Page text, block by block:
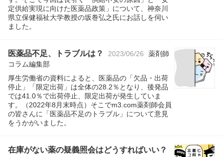
定供給実現に向けた医薬品政策」について、神奈川
県立保健福祉大学教授の坂巻弘之氏にお話しを伺い
ました。
医薬品不足、トラブルは？ 2023/06/26
薬剤師
コラム編集部
厚生労働省の資料によると、医薬品の「欠品・出荷
停止」「限定出荷」は全体の28.2％となり、後発品
では41.0％で出荷停止、限定出荷が発生していま
す。（2022年8月末時点）そこでm3.com薬剤師会員
の皆さんに「医薬品不足のトラブル」について意見
をうかがいました。
在庫がない薬の疑義照会はどうすればいい？